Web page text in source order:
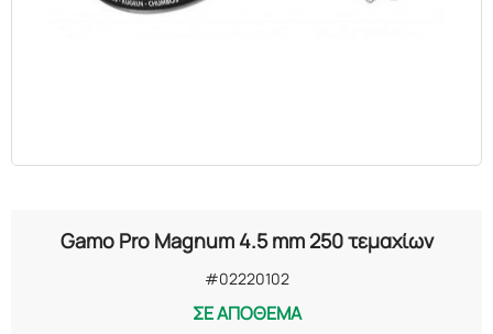
Gamo Pro Magnum 4.5 mm 250 τεμαχίων
#02220102
ΣΕ ΑΠΟΘΕΜΑ